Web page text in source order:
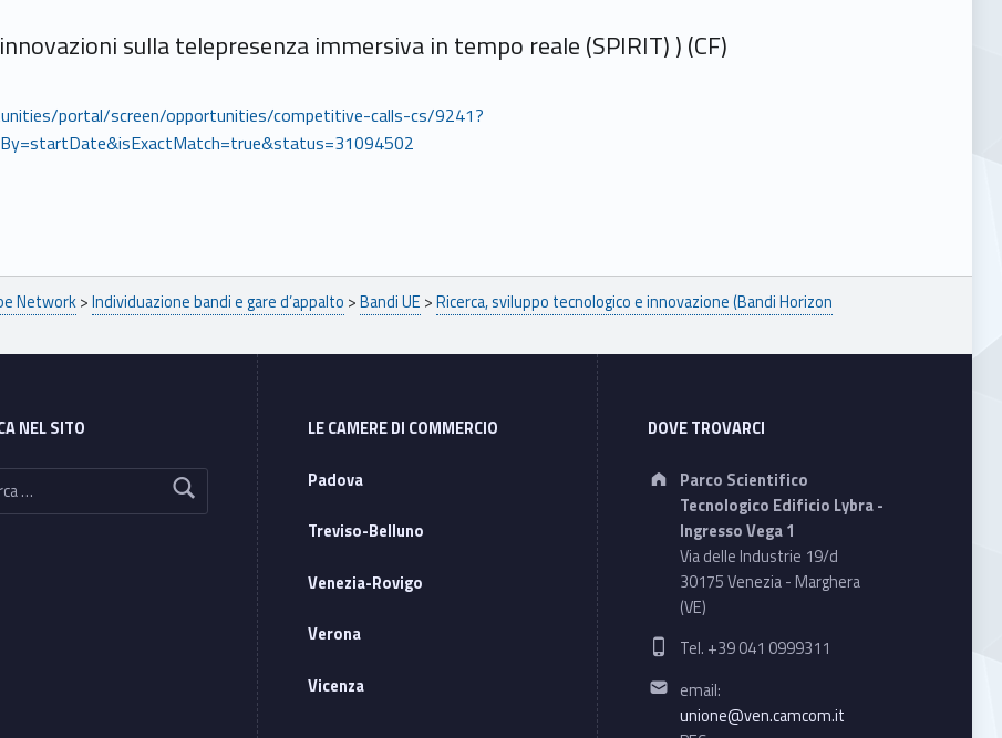
sulla telepresenza immersiva in tempo reale (SPIRIT) ) (CF)
portal/screen/opportunities/competitive-calls-cs/9241?
Network>Individuazione bandi e gare d’appalto >Bandi UE >Ricerca, sviluppo tecnologico e innovazione (Bandi Horizon
NEL SITO
LE CAMERE DI COMMERCIO
Padova
Treviso-Belluno
Venezia-Rovigo
Verona
Vicenza
DOVE TROVARCI
Address:
Parco Scientifico
Tecnologico Edificio Lybra -
Ingresso Vega 1
Via delle Industrie 19/d
30175 Venezia - Marghera
(VE)
Phone number:
Tel. +39 041 0999311
Email address:
email:
unione@ven.camcom.it